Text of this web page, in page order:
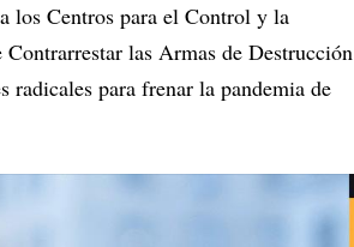
los Centros para el Control y la
las Armas de Destrucción
radicales para frenar la pandemia de